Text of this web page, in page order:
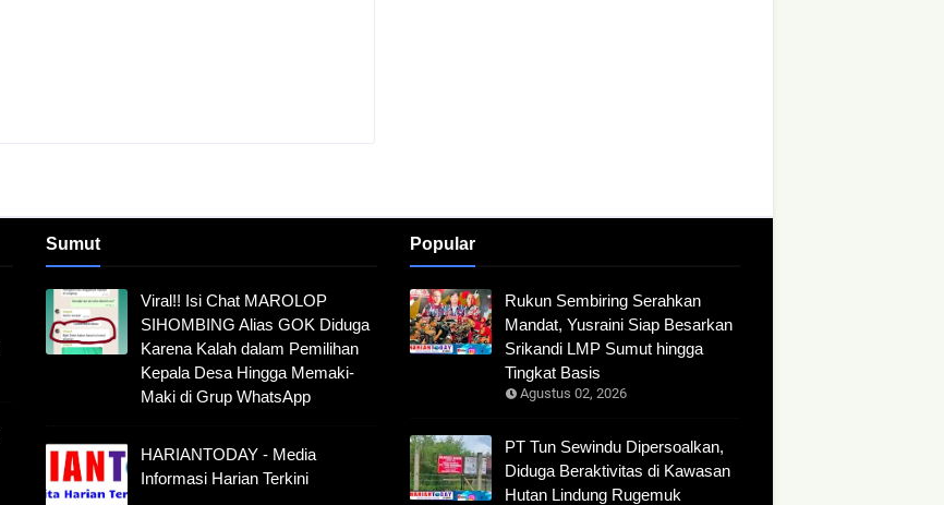
Sumut
Viral!! Isi Chat MAROLOP
SIHOMBING Alias GOK Diduga
Karena Kalah dalam Pemilihan
Kepala Desa Hingga Memaki-
Maki di Grup WhatsApp
HARIANTODAY - Media
Informasi Harian Terkini
Popular
Rukun Sembiring Serahkan
Mandat, Yusraini Siap Besarkan
Srikandi LMP Sumut hingga
Tingkat Basis
Agustus 02, 2026
PT Tun Sewindu Dipersoalkan,
Diduga Beraktivitas di Kawasan
Hutan Lindung Rugemuk